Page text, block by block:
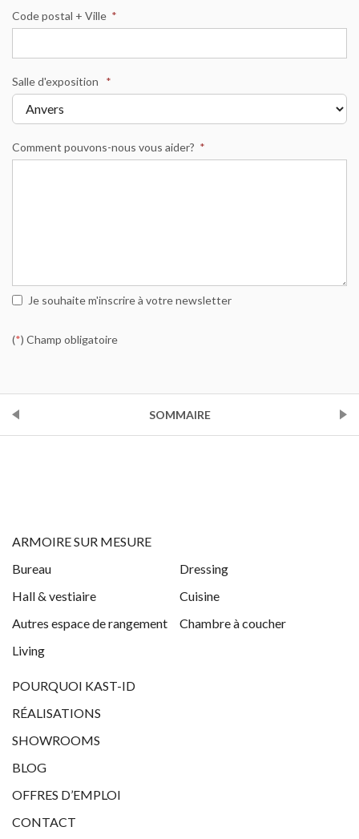
Code postal + Ville *
Salle d'exposition *
Comment pouvons-nous vous aider? *
Je souhaite m'inscrire à votre newsletter
(*) Champ obligatoire
SOMMAIRE
ARMOIRE SUR MESURE
Bureau
Dressing
Hall & vestiaire
Cuisine
Autres espace de rangement
Chambre à coucher
Living
POURQUOI KAST-ID
RÉALISATIONS
SHOWROOMS
BLOG
OFFRES D’EMPLOI
CONTACT